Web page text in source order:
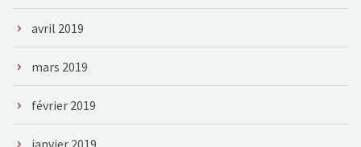
avril 2019
mars 2019
février 2019
janvier 2019